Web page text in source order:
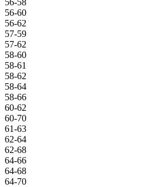
56-60
56-62
57-59
57-62
58-60
58-61
58-62
58-64
58-66
60-62
60-70
61-63
62-64
62-68
64-66
64-68
64-70